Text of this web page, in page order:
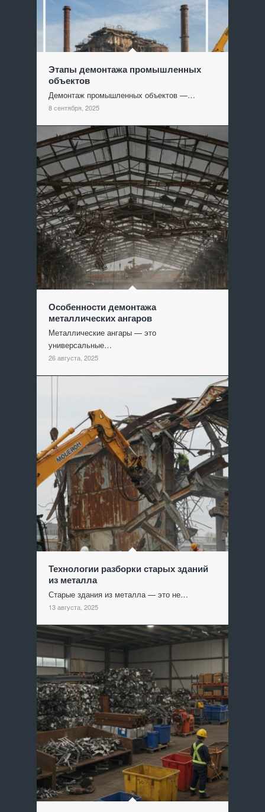
Этапы демонтажа промышленных
объектов
Демонтаж промышленных объектов —…
8 сентября, 2025
Особенности демонтажа
металлических ангаров
Металлические ангары — это
универсальные…
26 августа, 2025
Технологии разборки старых зданий
из металла
Старые здания из металла — это не…
13 августа, 2025